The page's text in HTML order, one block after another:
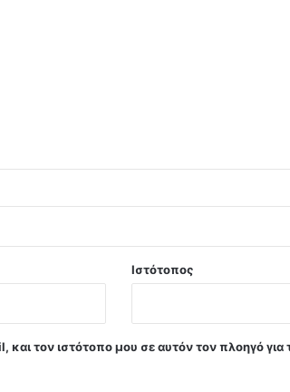
Ιστότοπος
τον ιστότοπο μου σε αυτόν τον πλοηγό